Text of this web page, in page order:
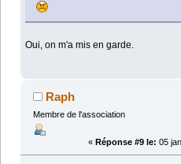
Oui, on m'a mis en garde.
Raph
Membre de l'association
« Réponse #9 le: 05